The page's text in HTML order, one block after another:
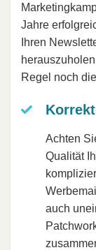
Jahre
Ihren
Regel noch
Achten
Qualität
auch